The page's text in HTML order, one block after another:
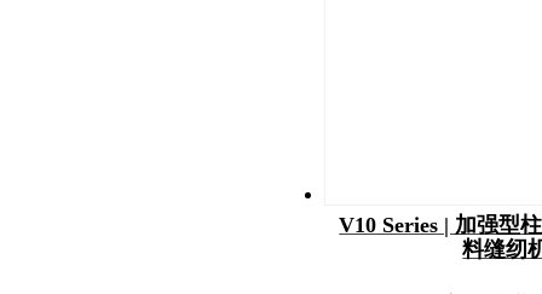
V10 Series | 加强型
料缝纫